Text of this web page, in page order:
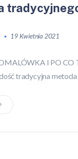
19 Kwietnia 2021
I PO CO
tradycyjna metoda